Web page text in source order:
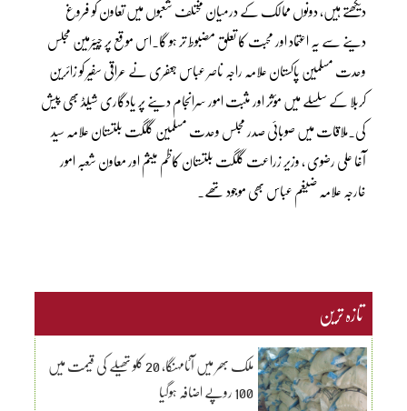
دیکھتے ہیں، دونوں ممالک کے درمیان مختلف شعبوں میں تعاون کو فروغ
دینے سے یہ اعتماد اور محبت کا تعلق مضبوط تر ہو گا۔اس موقع پر چیئرمین مجلس
وحدت مسلمین پاکستان علامہ راجہ ناصر عباس جعفری نے عراقی سفیر کو زائرین
کربلا کے سلسلے میں مؤثر اور مثبت امور سرانجام دینے پر یادگاری شیلڈ بھی پیش
کی۔ملاقات میں صوبائی صدر مجلس وحدت مسلمین گلگت بلتستان علامہ سید
آغا علی رضوی ، وزیر زراعت گلگت بلتستان کاظم میثم اور معاون شعبہ امور
خارجہ علامہ ضیغم عباس بھی موجود تھے۔
تازہ ترین
ملک بھر میں آٹامہنگا، 20 کلو تھیلے کی قیمت میں
100 روپے اضافہ ہوگیا